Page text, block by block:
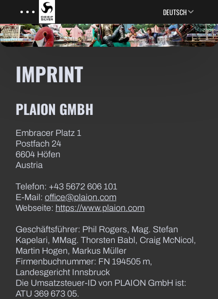
Skip to main content
Menu
DEUTSCH
IMPRINT
PLAION GMBH
Embracer Platz 1
Postfach 24
6604 Höfen
Austria
Telefon: +43 5672 606 101
E-Mail: office@plaion.com
Webseite: https://www.plaion.com
Geschäftsführer: Phil Rogers, Mag. Stefan
Kapelari, MMag. Thorsten Babl, Craig McNicol,
Martin Hogen, Markus Müller
Firmenbuchnummer: FN 194505 m,
Landesgericht Innsbruck
Die Umsatzsteuer-ID von PLAION GmbH ist:
ATU 369 673 05.